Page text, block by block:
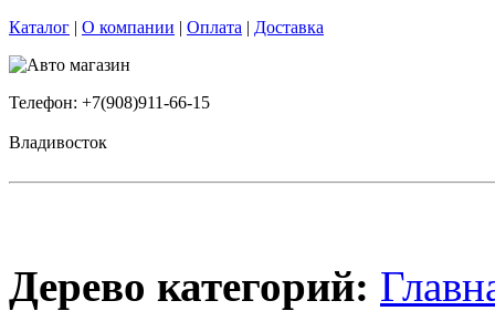
Каталог | О компании | Оплата | Доставка
Телефон: +7(908)911-66-15
Владивосток
Дерево категорий: